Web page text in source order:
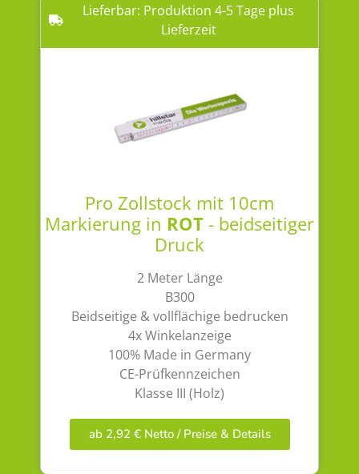
Lieferbar: Produktion 4-5 Tage plus
Lieferzeit
Pro Zollstock mit 10cm
Markierung in ROT- beidseitiger
Druck
2 Meter Länge
B300
Beidseitige & vollflächige bedrucken
4x Winkelanzeige
100% Made in Germany
CE-Prüfkennzeichen
Klasse III (Holz)
ab 2,92 € Netto / Preise & Details